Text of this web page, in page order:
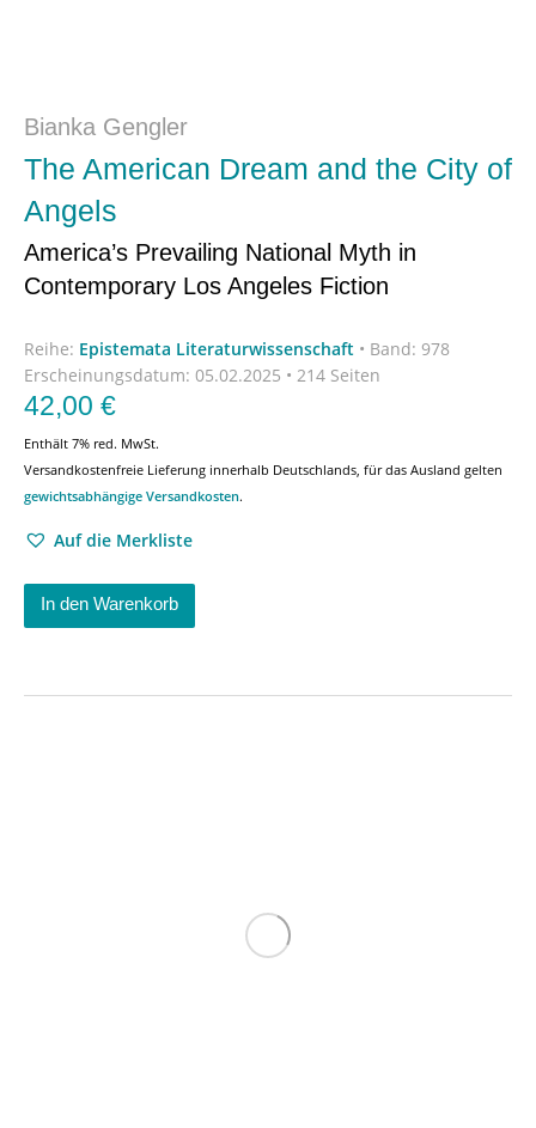
Bianka Gengler
The American Dream and the City of
Angels
America’s Prevailing National Myth in
Contemporary Los Angeles Fiction
Reihe: Epistemata Literaturwissenschaft • Band: 978
Erscheinungsdatum: 05.02.2025 • 214 Seiten
42,00 €
Enthält 7% red. MwSt.
Versandkostenfreie Lieferung innerhalb Deutschlands, für das Ausland gelten
gewichtsabhängige Versandkosten.
Auf die Merkliste
In den Warenkorb